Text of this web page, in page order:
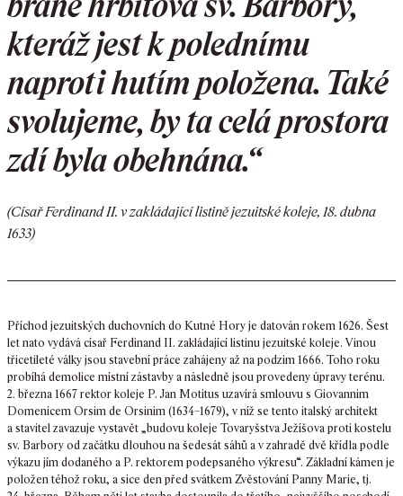
kteráž jest k polednímu
naproti hutím položena. Také
svolujeme, by ta celá prostora
zdí byla obehnána.“
(Císař Ferdinand II. v zakládající listině jezuitské koleje, 18. dubna
1633)
Příchod jezuitských duchovních do Kutné Hory je datován rokem 1626. Šest
let nato vydává císař Ferdinand II. zakládající listinu jezuitské koleje. Vinou
třicetileté války jsou stavební práce zahájeny až na podzim 1666. Toho roku
probíhá demolice místní zástavby a následně jsou provedeny úpravy terénu.
2. března 1667 rektor koleje P. Jan Motitus uzavírá smlouvu s Giovannim
Domenicem Orsim de Orsinim (1634–1679), v níž se tento italský architekt
a stavitel zavazuje vystavět „budovu koleje Tovaryšstva Ježíšova proti kostelu
sv. Barbory od začátku dlouhou na šedesát sáhů a v zahradě dvě křídla podle
výkazu jím dodaného a P. rektorem podepsaného výkresu“. Základní kámen je
položen téhož roku, a sice den před svátkem Zvěstování Panny Marie, tj.